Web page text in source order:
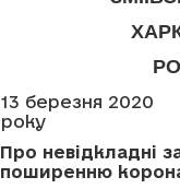
13 березня 2020
року
Про невідкладні
поширенню